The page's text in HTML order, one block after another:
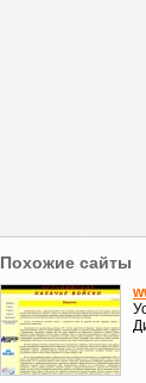
Похожие сайты